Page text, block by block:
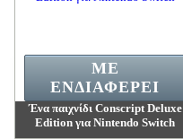
Ένα παιχνίδι Conscript Deluxe
Edition για Nintendo Switch
ΜΕ
ΕΝΔΙΑΦΈΡΕΙ